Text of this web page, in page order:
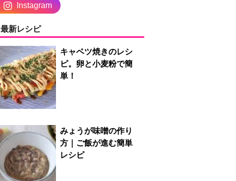
Instagram
最新レシピ
キャベツ焼きのレシ
ピ。卵と小麦粉で簡
単！
みょうが味噌の作り
方｜ご飯が進む簡単
レシピ